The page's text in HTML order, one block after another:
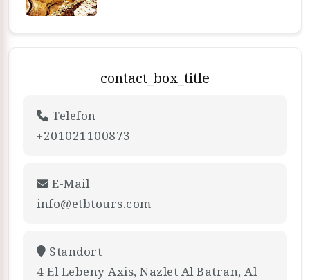
contact_box_title
Telefon
+201021100873
E-Mail
info@etbtours.com
Standort
4 El Lebeny Axis, Nazlet Al Batran, Al